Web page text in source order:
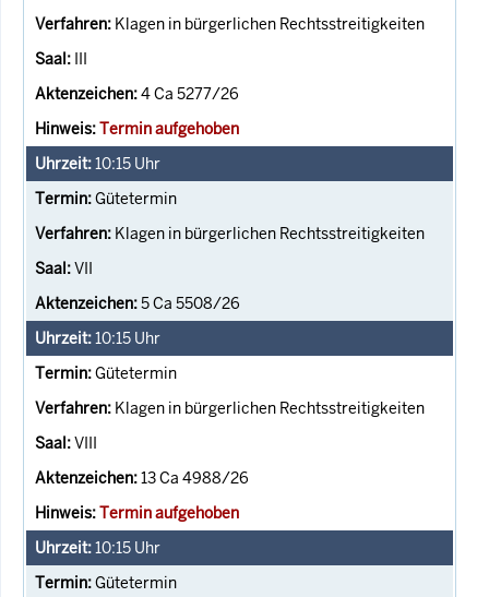
Klagen in bürgerlichen Rechtsstreitigkeiten
III
4 Ca 5277/26
Termin aufgehoben
10:15 Uhr
Gütetermin
Klagen in bürgerlichen Rechtsstreitigkeiten
VII
5 Ca 5508/26
10:15 Uhr
Gütetermin
Klagen in bürgerlichen Rechtsstreitigkeiten
VIII
13 Ca 4988/26
Termin aufgehoben
10:15 Uhr
Gütetermin